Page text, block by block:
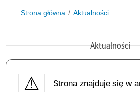
Strona główna Aktualności
Aktualności
Strona znajduje się w